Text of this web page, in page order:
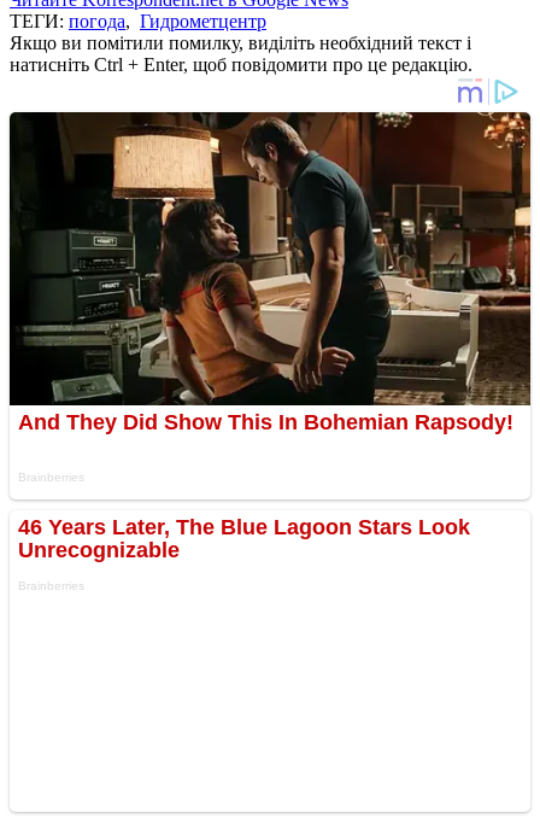
ТЕГИ: погода, Гидрометцентр
Якщо ви помітили помилку, виділіть необхідний текст і
натисніть Ctrl + Enter, щоб повідомити про це редакцію.